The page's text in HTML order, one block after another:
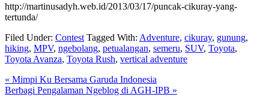
http://martinusadyh.web.id/2013/03/17/puncak-cikuray-yang-
tertunda/
Filed Under: Contest Tagged With: Adventure, cikuray, gunung,
hiking, MPV, ngebolang, petualangan, semeru, SUV, Toyota,
Toyota Avanza, Toyota Rush, vertical adventure
Previous
Post:
« Mimpi Ku Bersama Garuda Indonesia
Next
Berbagi Pengalaman Ngeblog di AGH-IPB »